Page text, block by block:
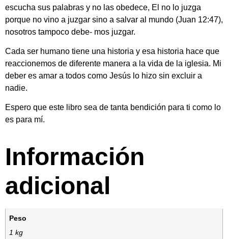
escucha sus palabras y no las obedece, El no lo juzga
porque no vino a juzgar sino a salvar al mundo (Juan 12:47),
nosotros tampoco debe- mos juzgar.
Cada ser humano tiene una historia y esa historia hace que
reaccionemos de diferente manera a la vida de la iglesia. Mi
deber es amar a todos como Jesús lo hizo sin excluir a
nadie.
Espero que este libro sea de tanta bendición para ti como lo
es para mí.
Información
adicional
Peso
1 kg